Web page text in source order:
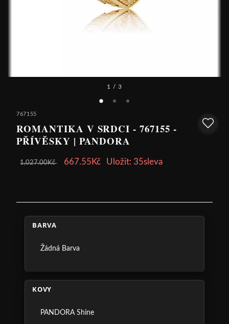
1 / 3
767155
ROMANTIKA V SRDCI - 767155 -
PŘÍVĚSKY | PANDORA
1,027.00Kč 667.55Kč Uložit: 35sleva
BARVA
Žádná Barva
KOVY
PANDORA Shine